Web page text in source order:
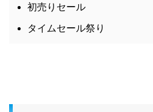
初売りセール
タイムセール祭り